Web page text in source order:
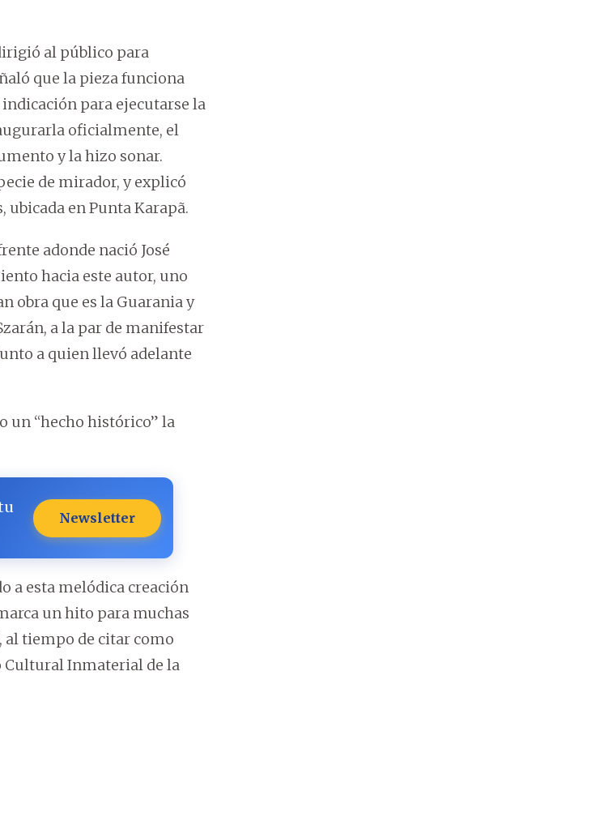
al público para
que la pieza funciona
para ejecutarse la
oficialmente, el
y la hizo sonar.
de mirador, y explicó
en Punta Karapã.
adonde nació José
hacia este autor, uno
obra que es la Guarania y
a la par de manifestar
a quien llevó adelante
un “hecho histórico” la
Newsletter
a esta melódica creación
un hito para muchas
al tiempo de citar como
Cultural Inmaterial de la